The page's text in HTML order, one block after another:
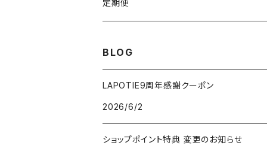
VSRICビタミンC美容液
v3セットアップブラシ
ビューティフェイススティック2.0
ヘッドスパ
モコモコがま口
定期便
BLOG
LAPOTIE9周年感謝クーポン
2026/6/2
ショップポイント特典 変更のお知らせ